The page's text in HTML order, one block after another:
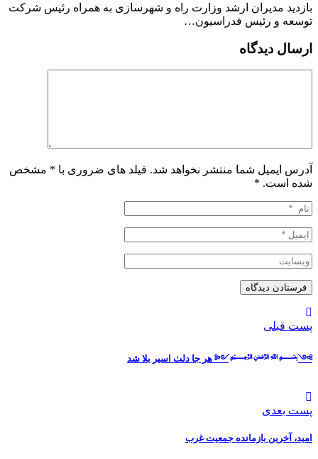
بازدید مدیران ارشد وزارت راه و شهرسازی به همراه رئیس شرکت
توسعه و رئیس فدراسیون…
ارسال دیدگاه
آدرس ایمیل شما منتشر نخواهد شد. فیلد های ضروری با * مشخص
شده است. *
پست قبلی
༻﷽༺ هر جا دلٺ اسیر بلا شد
پست بعدی
اميد، آخرین بازمانده جمعیت غرب